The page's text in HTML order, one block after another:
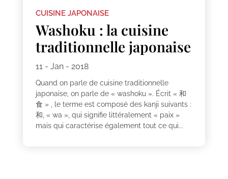
CUISINE JAPONAISE
Washoku : la cuisine
traditionnelle japonaise
11 - Jan - 2018
Quand on parle de cuisine traditionnelle
japonaise, on parle de « washoku ». Écrit « 和
食 » , le terme est composé des kanji suivants :
和, « wa », qui signifie littéralement « paix »
mais qui caractérise également tout ce qui...